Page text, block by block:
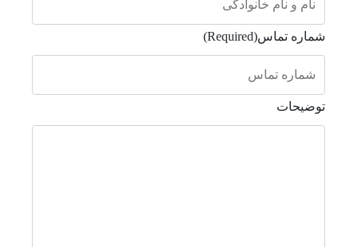
شماره تماس(Required)
توضیحات